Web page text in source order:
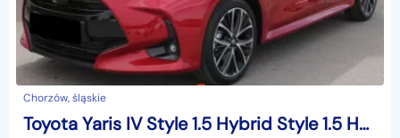
Chorzów, śląskie
Toyota Yaris IV Style 1.5 Hybrid Style 1.5 Hybrid 116KM | Podgrzewane fotele!